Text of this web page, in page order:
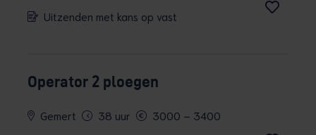
Uitzenden met kans op vast
Operator 2 ploegen
Gemert 38 uur 3000 – 3400